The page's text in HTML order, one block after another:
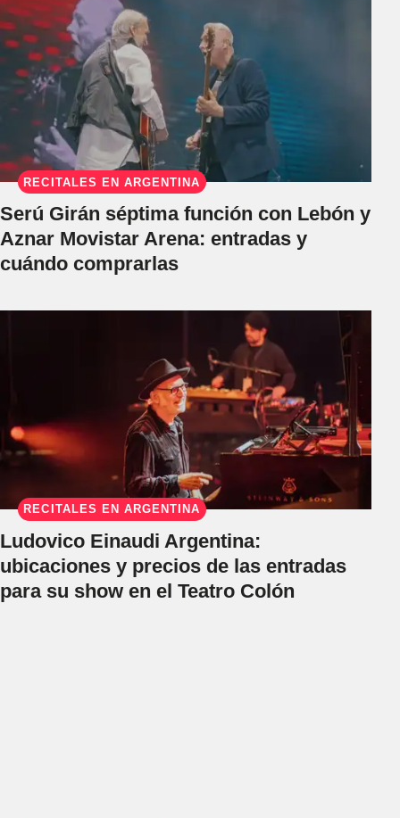
RECITALES EN ARGENTINA
Serú Girán séptima función con Lebón y
Aznar Movistar Arena: entradas y
cuándo comprarlas
RECITALES EN ARGENTINA
Ludovico Einaudi Argentina:
ubicaciones y precios de las entradas
para su show en el Teatro Colón